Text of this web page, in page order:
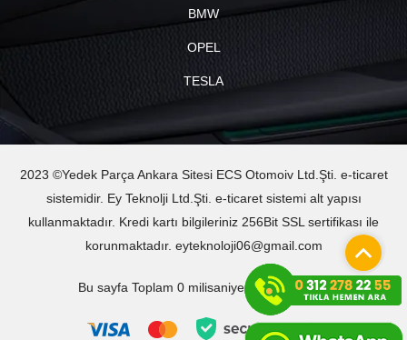
BMW
OPEL
TESLA
2023 ©Yedek Parça Ankara Sitesi ECS Otomoiv Ltd.Şti. e-ticaret
sistemidir. Ey Teknolji Ltd.Şti. e-ticaret sistemi alt yapısı
kullanmaktadır. Kredi kartı bilgileriniz 256Bit SSL sertifikası ile
korunmaktadır. eyteknoloji06@gmail.com
Bu sayfa Toplam 0 milisaniyede oluşturuldu.